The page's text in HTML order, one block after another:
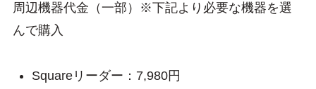
周辺機器代金（一部）※下記より必要な機器を選
んで購入
Squareリーダー：7,980円